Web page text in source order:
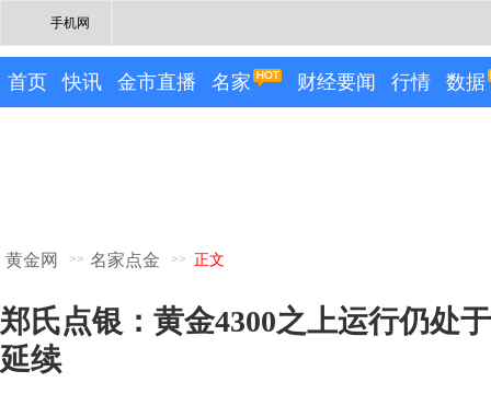
手机网
首页 快讯 金市直播 名家 财经要闻 行情 数据
黄金网 >> 名家点金 >> 正文
郑氏点银：黄金4300之上运行仍处
延续